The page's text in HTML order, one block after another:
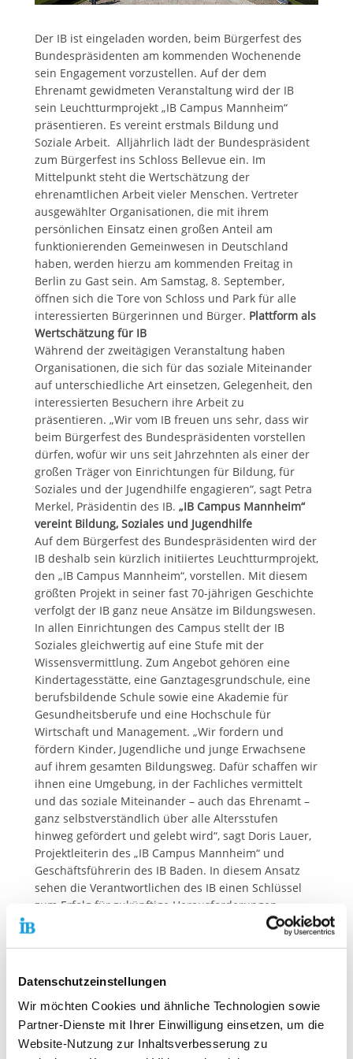
Datenschutzeinstellungen
Wir möchten Cookies und ähnliche Technologien sowie
Partner-Dienste mit Ihrer Einwilligung einsetzen, um die
Website-Nutzung zur Inhaltsverbesserung zu
Der IB ist eingeladen worden, beim Bürgerfest des
Bundespräsidenten am kommenden Wochenende
sein Engagement vorzustellen. Auf der dem
Ehrenamt gewidmeten Veranstaltung wird der IB
sein Leuchtturmprojekt „IB Campus Mannheim“
präsentieren. Es vereint erstmals Bildung und
Soziale Arbeit. Alljährlich lädt der Bundespräsident
zum Bürgerfest ins Schloss Bellevue ein. Im
Mittelpunkt steht die Wertschätzung der
ehrenamtlichen Arbeit vieler Menschen. Vertreter
ausgewählter Organisationen, die mit ihrem
persönlichen Einsatz einen großen Anteil am
funktionierenden Gemeinwesen in Deutschland
haben, werden hierzu am kommenden Freitag in
Berlin zu Gast sein. Am Samstag, 8. September,
öffnen sich die Tore von Schloss und Park für alle
interessierten Bürgerinnen und Bürger. Plattform als
Wertschätzung für IB
Während der zweitägigen Veranstaltung haben
Organisationen, die sich für das soziale Miteinander
auf unterschiedliche Art einsetzen, Gelegenheit, den
interessierten Besuchern ihre Arbeit zu
präsentieren. „Wir vom IB freuen uns sehr, dass wir
beim Bürgerfest des Bundespräsidenten vorstellen
dürfen, wofür wir uns seit Jahrzehnten als einer der
großen Träger von Einrichtungen für Bildung, für
Soziales und der Jugendhilfe engagieren“, sagt Petra
Merkel, Präsidentin des IB. „IB Campus Mannheim“
vereint Bildung, Soziales und Jugendhilfe
Auf dem Bürgerfest des Bundespräsidenten wird der
IB deshalb sein kürzlich initiiertes Leuchtturmprojekt,
den „IB Campus Mannheim“, vorstellen. Mit diesem
größten Projekt in seiner fast 70-jährigen Geschichte
verfolgt der IB ganz neue Ansätze im Bildungswesen.
In allen Einrichtungen des Campus stellt der IB
Soziales gleichwertig auf eine Stufe mit der
Wissensvermittlung. Zum Angebot gehören eine
Kindertagesstätte, eine Ganztagesgrundschule, eine
berufsbildende Schule sowie eine Akademie für
Gesundheitsberufe und eine Hochschule für
Wirtschaft und Management. „Wir fordern und
fördern Kinder, Jugendliche und junge Erwachsene
auf ihrem gesamten Bildungsweg. Dafür schaffen wir
ihnen eine Umgebung, in der Fachliches vermittelt
und das soziale Miteinander – auch das Ehrenamt –
ganz selbstverständlich über alle Altersstufen
hinweg gefördert und gelebt wird“, sagt Doris Lauer,
Projektleiterin des „IB Campus Mannheim“ und
Geschäftsführerin des IB Baden. In diesem Ansatz
sehen die Verantwortlichen des IB einen Schlüssel
zum Erfolg für zukünftige Herausforderungen.
„Eigene Stärken entdecken und weiter entwickeln, in
hinweg interagieren und ein Bewusstsein für die
Bedürfnisse anderer zu entwickeln – darin sehen wir
zentrale Kompetenzen, die wir den Kindern,
Jugendlichen und jungen Erwachsenen neben einem
hohen Bildungsniveau als Rüstzeug mit auf ihren